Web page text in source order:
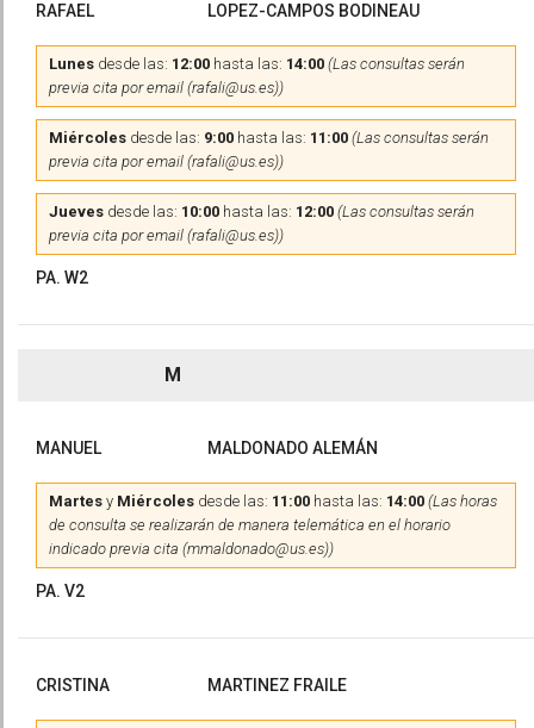
RAFAEL LOPEZ-CAMPOS BODINEAU
Lunes desde las: 12:00 hasta las: 14:00 (Las consultas serán
previa cita por email (rafali@us.es))
Miércoles desde las: 9:00 hasta las: 11:00 (Las consultas serán
previa cita por email (rafali@us.es))
Jueves desde las: 10:00 hasta las: 12:00 (Las consultas serán
previa cita por email (rafali@us.es))
PA. W2
M
MANUEL MALDONADO ALEMÁN
Martes y Miércoles desde las: 11:00 hasta las: 14:00 (Las horas
de consulta se realizarán de manera telemática en el horario
indicado previa cita (mmaldonado@us.es))
PA. V2
CRISTINA MARTINEZ FRAILE